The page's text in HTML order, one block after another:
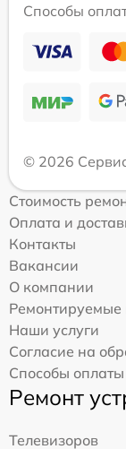
Способы
© 2026
Стоимость
Оплата и
Контакты
Вакансии
О компании
Ремонтируемые
Наши услуги
Согласие на
Способы оплаты
Ремонт
Телевизоров